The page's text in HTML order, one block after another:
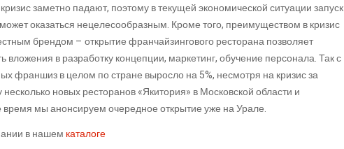
заметно падают, поэтому в текущей экономической ситуации запуск
оказаться нецелесообразным. Кроме того, преимуществом в кризис
брендом – открытие франчайзингового ресторана позволяет
вложения в разработку концепции, маркетинг, обучение персонала. Так с
франшиз в целом по стране выросло на 5%, несмотря на кризис за
новых ресторанов «Якитория» в Московской области и
мы анонсируем очередное открытие уже на Урале.
в нашем каталоге